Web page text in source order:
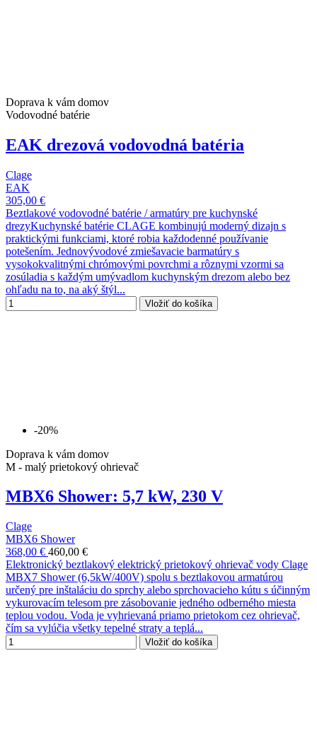
Doprava k vám domov
Vodovodné batérie
EAK drezová vodovodná batéria
Clage
EAK
305,00 €
Beztlakové vodovodné batérie / armatúry pre kuchynské
drezyKuchynské batérie CLAGE kombinujú moderný dizajn s
praktickými funkciami, ktoré robia každodenné používanie
potešením. Jednovývodové zmiešavacie barmatúry s
vysokokvalitnými chrómovými povrchmi a rôznymi vzormi sa
zosúladia s každým umývadlom kuchynským drezom alebo bez
ohľadu na to, na aký štýl...
Vložiť do košíka
-20%
Doprava k vám domov
M - malý prietokový ohrievač
MBX6 Shower: 5,7 kW, 230 V
Clage
MBX6 Shower
368,00 € 460,00 €
Elektronický beztlakový elektrický prietokový ohrievač vody Clage
MBX7 Shower (6,5kW/400V) spolu s beztlakovou armatúrou
určený pre inštaláciu do sprchy alebo sprchovacieho kútu s účinným
vykurovacím telesom pre zásobovanie jedného odberného miesta
teplou vodou. Voda je vyhrievaná priamo prietokom cez ohrievač,
čím sa vylúčia všetky tepelné straty a teplá...
Vložiť do košíka